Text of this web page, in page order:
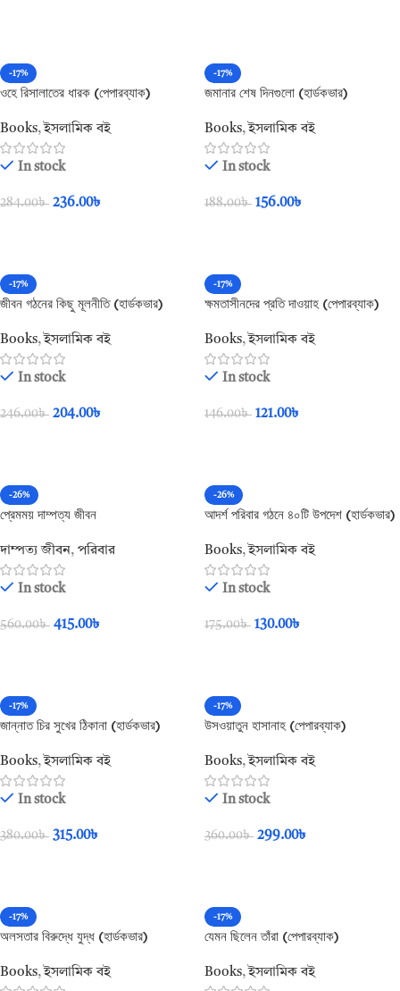
-17%
ওহে রিসালাতের ধারক (পেপারব্যাক)
Books, ইসলামিক বই
In stock
284.00৳ 236.00৳
-17%
জমানার শেষ দিনগুলো (হার্ডকভার)
Books, ইসলামিক বই
In stock
188.00৳ 156.00৳
-17%
জীবন গঠনের কিছু মূলনীতি (হার্ডকভার)
Books, ইসলামিক বই
In stock
246.00৳ 204.00৳
-17%
ক্ষমতাসীনদের প্রতি দাওয়াহ (পেপারব্যাক)
Books, ইসলামিক বই
In stock
146.00৳ 121.00৳
-26%
প্রেমময় দাম্পত্য জীবন
দাম্পত্য জীবন, পরিবার
In stock
560.00৳ 415.00৳
-26%
আদর্শ পরিবার গঠনে ৪০টি উপদেশ (হার্ডকভার)
Books, ইসলামিক বই
In stock
175.00৳ 130.00৳
-17%
জান্নাত চির সুখের ঠিকানা (হার্ডকভার)
Books, ইসলামিক বই
In stock
380.00৳ 315.00৳
-17%
উসওয়াতুন হাসানাহ (পেপারব্যাক)
Books, ইসলামিক বই
In stock
360.00৳ 299.00৳
-17%
অলসতার বিরুদ্ধে যুদ্ধ (হার্ডকভার)
Books, ইসলামিক বই
-17%
যেমন ছিলেন তাঁরা (পেপারব্যাক)
Books, ইসলামিক বই